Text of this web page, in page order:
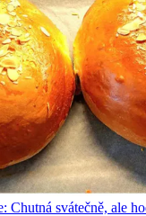
Chutná svátečně, ale